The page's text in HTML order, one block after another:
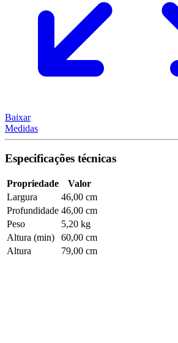
Baixar
Medidas
Especificações técnicas
Propriedade
Valor
Largura
46,00 cm
Profundidade 46,00 cm
Peso
5,20 kg
Altura (min)
60,00 cm
Altura
79,00 cm